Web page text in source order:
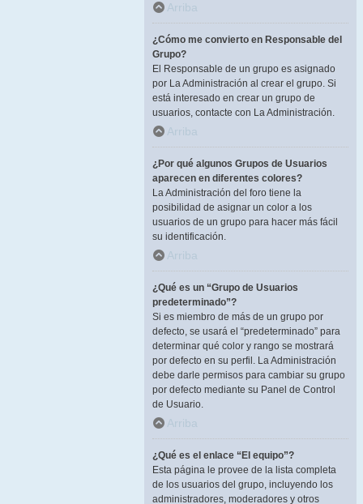
Arriba
¿Cómo me convierto en Responsable del
Grupo?
El Responsable de un grupo es asignado
por La Administración al crear el grupo. Si
está interesado en crear un grupo de
usuarios, contacte con La Administración.
Arriba
¿Por qué algunos Grupos de Usuarios
aparecen en diferentes colores?
La Administración del foro tiene la
posibilidad de asignar un color a los
usuarios de un grupo para hacer más fácil
su identificación.
Arriba
¿Qué es un “Grupo de Usuarios
predeterminado”?
Si es miembro de más de un grupo por
defecto, se usará el “predeterminado” para
determinar qué color y rango se mostrará
por defecto en su perfil. La Administración
debe darle permisos para cambiar su grupo
por defecto mediante su Panel de Control
de Usuario.
Arriba
¿Qué es el enlace “El equipo”?
Esta página le provee de la lista completa
de los usuarios del grupo, incluyendo los
administradores, moderadores y otros